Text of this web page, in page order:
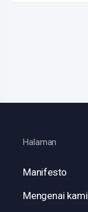
Halaman
Manifesto
Mengenai kami